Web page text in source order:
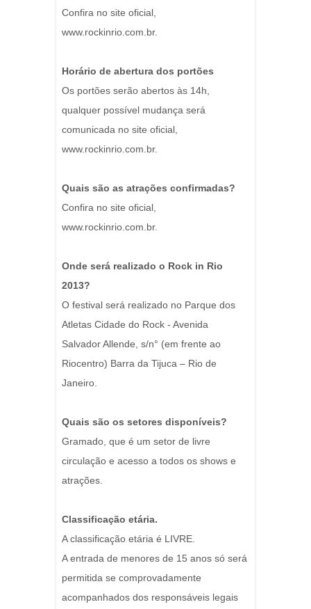
Confira no site oficial,
www.rockinrio.com.br.
Horário de abertura dos portões
Os portões serão abertos às 14h,
qualquer possível mudança será
comunicada no site oficial,
www.rockinrio.com.br.
Quais são as atrações confirmadas?
Confira no site oficial,
www.rockinrio.com.br.
Onde será realizado o Rock in Rio
2013?
O festival será realizado no Parque dos
Atletas Cidade do Rock - Avenida
Salvador Allende, s/n° (em frente ao
Riocentro) Barra da Tijuca – Rio de
Janeiro.
Quais são os setores disponíveis?
Gramado, que é um setor de livre
circulação e acesso a todos os shows e
atrações.
Classificação etária.
A classificação etária é LIVRE.
A entrada de menores de 15 anos só será
permitida se comprovadamente
acompanhados dos responsáveis legais